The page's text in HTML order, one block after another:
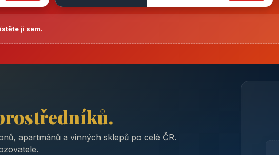
ji sem.
apartmánů a vinných sklepů po celé ČR.